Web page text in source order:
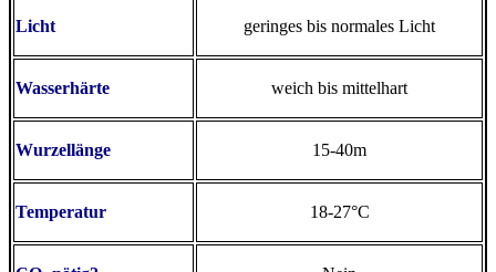
Licht geringes bis normales Licht
Wasserhärte weich bis mittelhart
Wurzellänge 15-40m
Temperatur 18-27°C